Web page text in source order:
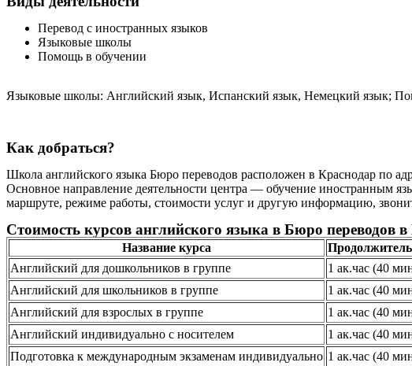
Перевод с иностранных языков
Языковые школы
Помощь в обучении
Языковые школы: Английский язык, Испанский язык, Немецкий язык;
Как добраться?
Школа английского языка Бюро переводов расположен в Краснодар по
Основное направление деятельности центра — обучение иностранным
маршруте, режиме работы, стоимости услуг и другую информацию,
Стоимость курсов английского языка в Бюро переводов
Название курса
Английский для дошкольников в группе
1 ак.час (40
Английский для школьников в группе
1 ак.час (40
Английский для взрослых в группе
1 ак.час (40
Английский индивидуально с носителем
1 ак.час (40
Подготовка к международным экзаменам индивидуально 1 ак.час (40